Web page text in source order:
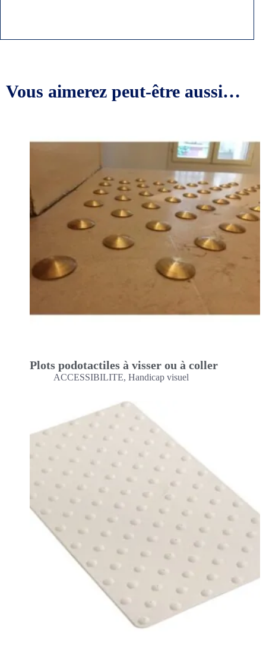
Vous aimerez peut-être aussi…
Plots podotactiles à visser ou à coller
ACCESSIBILITE, Handicap visuel